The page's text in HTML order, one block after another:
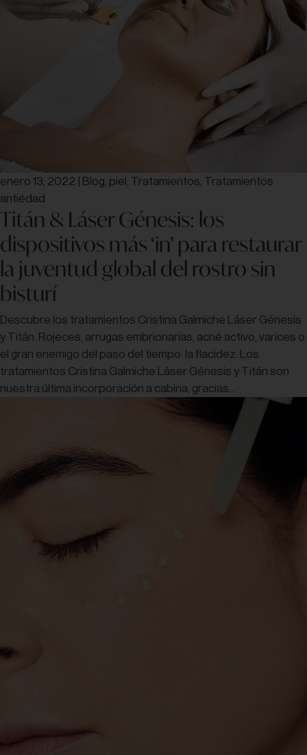
enero 13, 2022 Blog, piel , Tratamientos,
Tratamientos
antiédad
Titán & Láser Génesis: los
dispositivos más ‘in’ para restaurar
la juventud global del rostro sin
bisturí
Descubre los tratamientos Cristina Galmiche Láser Génesis
y Titán. Rojeces, arrugas embrionarias, acné activo, varices o
el gran enemigo del paso del tiempo: la flacidez. Los
tratamientos Cristina Galmiche Láser Génesis y Titán son
nuestra última incorporación a cabina, gracias...